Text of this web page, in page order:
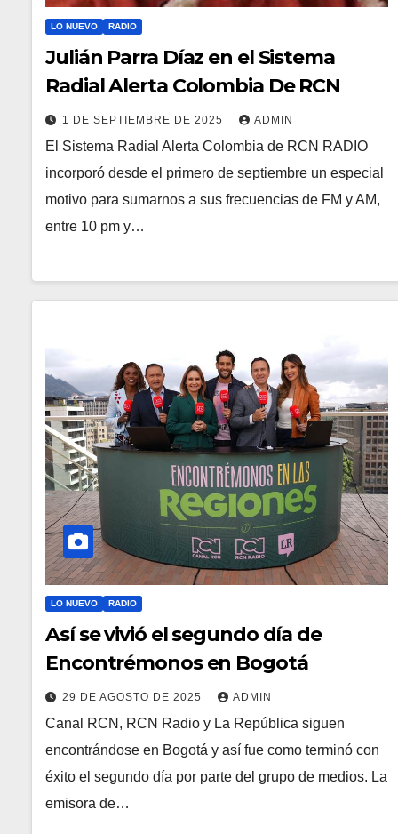
LO NUEVO RADIO
Julián Parra Díaz en el Sistema
Radial Alerta Colombia De RCN
1 DE SEPTIEMBRE DE 2025 ADMIN
El Sistema Radial Alerta Colombia de RCN RADIO
incorporó desde el primero de septiembre un especial
motivo para sumarnos a sus frecuencias de FM y AM,
entre 10 pm y…
LO NUEVO RADIO
Así se vivió el segundo día de
Encontrémonos en Bogotá
29 DE AGOSTO DE 2025 ADMIN
Canal RCN, RCN Radio y La República siguen
encontrándose en Bogotá y así fue como terminó con
éxito el segundo día por parte del grupo de medios. La
emisora de…